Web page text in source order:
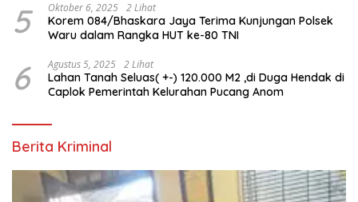
5 Oktober 6, 2025 2 Lihat
Korem 084/Bhaskara Jaya Terima Kunjungan Polsek
6 Agustus 5, 2025 2 Lihat
Lahan Tanah Seluas( +-) 120.000 M2 ,di Duga Hendak di
Caplok Pemerintah Kelurahan Pucang Anom
Berita Kriminal